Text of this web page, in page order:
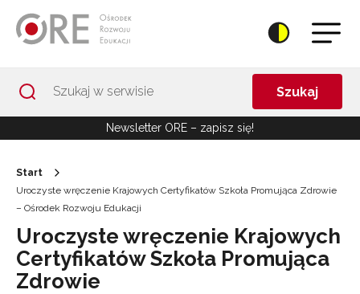
Szukaj
Newsletter ORE – zapisz się!
Start
Uroczyste wręczenie Krajowych Certyfikatów Szkoła Promująca Zdrowie
– Ośrodek Rozwoju Edukacji
Uroczyste wręczenie Krajowych
Certyfikatów Szkoła Promująca
Zdrowie